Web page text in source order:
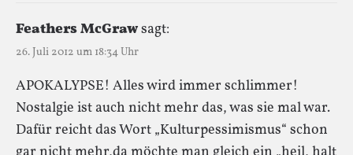
Feathers McGrawsagt:
26. Juli 2012 um 18:34 Uhr
APOKALYPSE! Alles wird immer schlimmer!
Nostalgie ist auch nicht mehr das, was sie mal war.
Dafür reicht das Wort „Kulturpessimismus“ schon